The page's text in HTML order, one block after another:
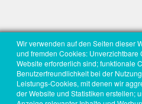
Wir verwenden auf den Seiten dieser
und fremden Cookies:
Website erforderlich sind; funktionale
Benutzerfreundlichkeit bei der
Leistungs-Cookies, mit denen wir
der Website und Statistiken erstellen;